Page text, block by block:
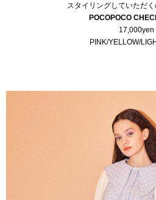
スタイリングしていただく
POCOPOCO
17,000yen
PINK/YELLOW/